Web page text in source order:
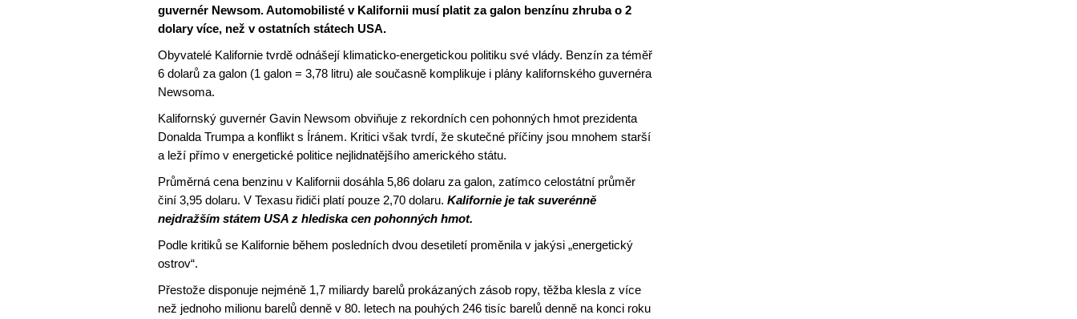
guvernér Newsom. Automobilisté v Kalifornii musí platit za galon benzínu zhruba o 2
dolary více, než v ostatních státech USA.
Obyvatelé Kalifornie tvrdě odnášejí klimaticko-energetickou politiku své vlády. Benzín za téměř
6 dolarů za galon (1 galon = 3,78 litru) ale současně komplikuje i plány kalifornského guvernéra
Newsoma.
Kalifornský guvernér Gavin Newsom obviňuje z rekordních cen pohonných hmot prezidenta
Donalda Trumpa a konflikt s Íránem. Kritici však tvrdí, že skutečné příčiny jsou mnohem starší
a leží přímo v energetické politice nejlidnatějšího amerického státu.
Průměrná cena benzinu v Kalifornii dosáhla 5,86 dolaru za galon, zatímco celostátní průměr
činí 3,95 dolaru. V Texasu řidiči platí pouze 2,70 dolaru. Kalifornie je tak suverénně
nejdražším státem USA z hlediska cen pohonných hmot.
Podle kritiků se Kalifornie během posledních dvou desetiletí proměnila v jakýsi „energetický
ostrov“.
Přestože disponuje nejméně 1,7 miliardy barelů prokázaných zásob ropy, těžba klesla z více
než jednoho milionu barelů denně v 80. letech na pouhých 246 tisíc barelů denně na konci roku